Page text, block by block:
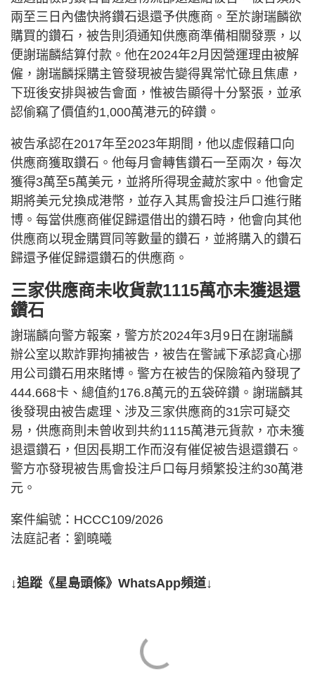
兩至三日內儘快將鑽石退還予供應商。至於謝瑞麟欲
購買的鑽石，被告則須通知供應商準備相關發票，以
便謝瑞麟結算付款。他在2024年2月因營運理由被解
僱，謝瑞麟採購主管發現被告變得異常忙碌且焦慮，
下班後安排與被告會面，惟被告顯得十分緊張，並承
認偷竊了價值約1,000萬港元的碎鑽。
被告承認在2017年至2023年期間，他以虛假藉口向
供應商獲取鑽石。他每月會轉售鑽石一至兩次，每次
獲得3萬至5萬美元，並將所得現金藏於家中。他會定
期將美元兌換成港幣，並存入其馬會投注戶口進行賭
博。每當供應商催促歸還借出的鑽石時，他會向其他
供應商以現金購買同等數量的鑽石，並將購入的鑽石
歸還予催促歸還鑽石的供應商。
三家供應商未收貨款1115萬亦未獲退還
鑽石
謝瑞麟向警方報案，警方於2024年3月9日在謝瑞麟
辦公室以欺詐罪拘捕被告，被告在警誡下承認貪心挪
用公司鑽石用來賭博。警方在被告的保險箱內發現了
444.668卡、總值約176.8萬元的五袋碎鑽。謝瑞麟其
後發現由被告處理、涉及三家供應商的31宗可疑交
易，供應商則未曾收到共約1115萬港元貨款，亦未獲
退還鑽石，但因長期工作而沒有催促被告退還鑽石。
警方亦發現被告馬會投注戶口每月頻繁投注約30萬港
元。
案件編號：HCCC109/2026
法庭記者：劉曉曦
↓追蹤《星島頭條》WhatsApp頻道↓